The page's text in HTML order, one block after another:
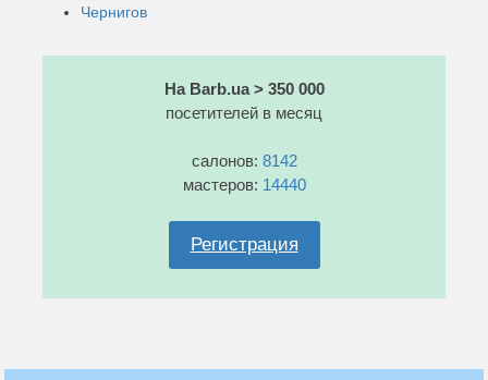
Чернигов
На Barb.ua > 350 000
посетителей в месяц
салонов: 8142
мастеров: 14440
Регистрация